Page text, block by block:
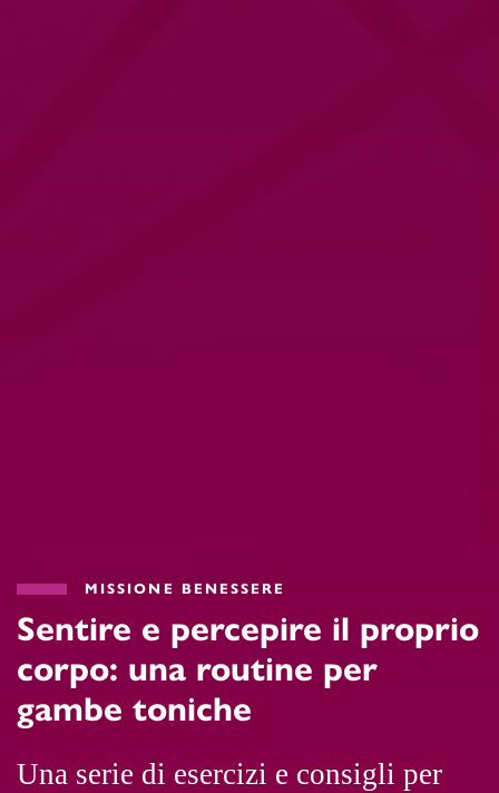
MISSIONE BENESSERE
Sentire e percepire il proprio
corpo: una routine per
gambe toniche
Una serie di esercizi e consigli per